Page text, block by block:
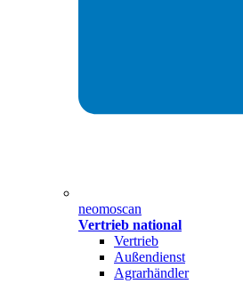
neomoscan
Vertrieb national
Vertrieb
Außendienst
Agrarhändler